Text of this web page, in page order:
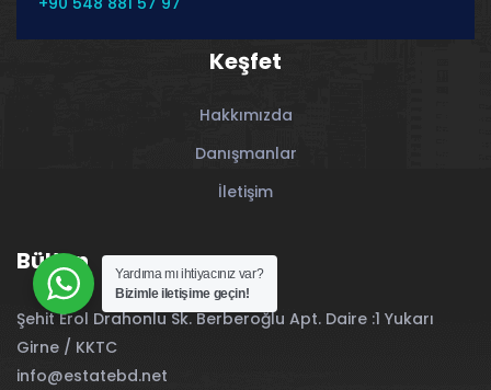
Keşfet
Hakkımızda
Danışmanlar
İletişim
Bülten
Şehit Erol Drahonlu Sk. Berberoğlu Apt. Daire :1 Yukarı
Girne / KKTC
info@estatebd.net
Yardıma mı ihtiyacınız var?
Bizimle iletişime geçin!